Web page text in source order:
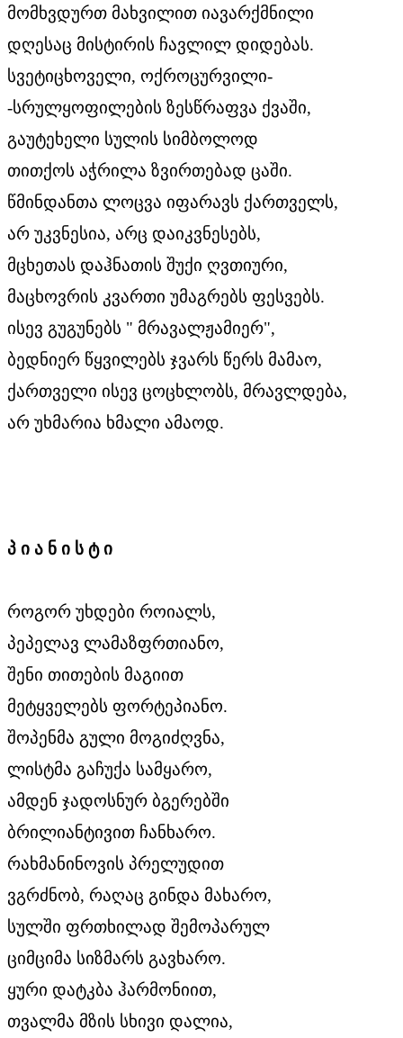
მომხვდურთ მახვილით იავარქმნილი
დღესაც მისტირის ჩავლილ დიდებას.
სვეტიცხოველი, ოქროცურვილი-
-სრულყოფილების ზესწრაფვა ქვაში,
გაუტეხელი სულის სიმბოლოდ
თითქოს აჭრილა ზვირთებად ცაში.
წმინდანთა ლოცვა იფარავს ქართველს,
არ უკვნესია, არც დაიკვნესებს,
მცხეთას დაჰნათის შუქი ღვთიური,
მაცხოვრის კვართი უმაგრებს ფესვებს.
ისევ გუგუნებს " მრავალჟამიერ",
ბედნიერ წყვილებს ჯვარს წერს მამაო,
ქართველი ისევ ცოცხლობს, მრავლდება,
არ უხმარია ხმალი ამაოდ.
პ ი ა ნ ი ს ტ ი
როგორ უხდები როიალს,
პეპელავ ლამაზფრთიანო,
შენი თითების მაგიით
მეტყველებს ფორტეპიანო.
შოპენმა გული მოგიძღვნა,
ლისტმა გაჩუქა სამყარო,
ამდენ ჯადოსნურ ბგერებში
ბრილიანტივით ჩანხარო.
რახმანინოვის პრელუდით
ვგრძნობ, რაღაც გინდა მახარო,
სულში ფრთხილად შემოპარულ
ციმციმა სიზმარს გავხარო.
ყური დატკბა ჰარმონიით,
თვალმა მზის სხივი დალია,